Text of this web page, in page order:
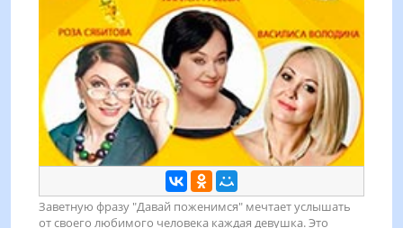
Заветную фразу "Давай поженимся" мечтает услышать
от своего любимого человека каждая девушка. Это